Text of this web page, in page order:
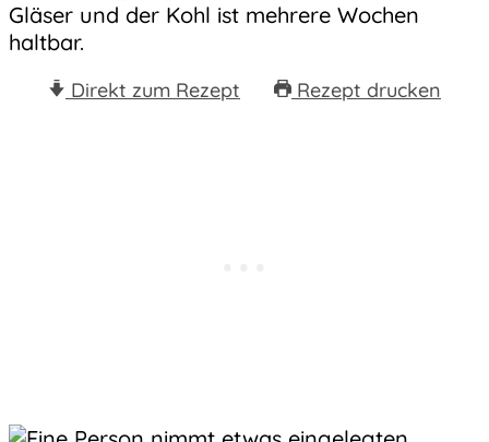
Gläser und der Kohl ist mehrere Wochen
haltbar.
Direkt zum Rezept Rezept drucken